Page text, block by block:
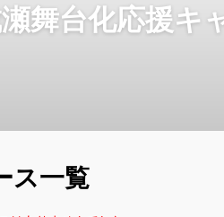
舞台化応援キ
ス一覧